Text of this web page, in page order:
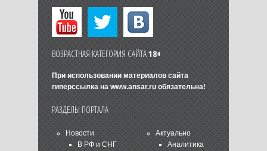
ВОЗРАСТНАЯ КАТЕГОРИЯ САЙТА18+
При использовании материалов сайта
гиперссылка на www.ansar.ruобязательна!
РАЗДЕЛЫ ПОРТАЛА
Новости
В РФ и СНГ
Актуально
Аналитика